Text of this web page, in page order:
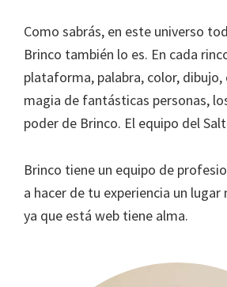
Como sabrás, en este universo
Brinco también lo es. En cada
plataforma, palabra, color, dibujo,
magia de fantásticas personas,
poder de Brinco. El equipo del
Brinco tiene un equipo de
a hacer de tu experiencia un lugar
ya que está web tiene alma.